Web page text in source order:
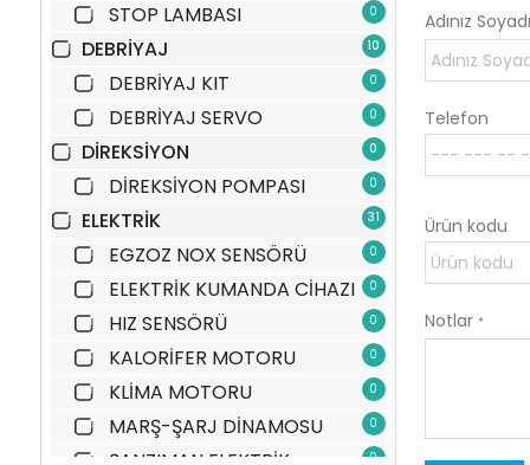
STOP LAMBASI 0
DEBRİYAJ 10
DEBRİYAJ KIT 0
DEBRİYAJ SERVO 0
DİREKSİYON 0
DİREKSİYON POMPASI 0
ELEKTRİK 31
EGZOZ NOX SENSÖRÜ 0
ELEKTRİK KUMANDA CİHAZI 0
HIZ SENSÖRÜ 0
KALORİFER MOTORU 0
KLİMA MOTORU 0
MARŞ-ŞARJ DİNAMOSU 0
0
Adınız
Telefon
Ürün kodu
Notlar *